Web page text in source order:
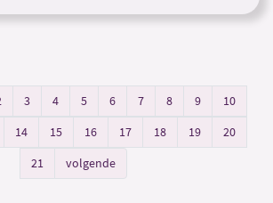
3 4 5 6 7 8 9
10
14 15 16 17 18 19
20
21
volgende